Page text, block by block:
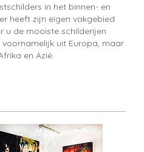
in het binnen- en
heeft zijn eigen vakgebied
u de mooiste schilderijen.
uit Europa, maar
en Azië.